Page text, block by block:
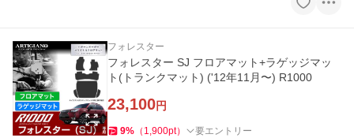
フォレスター
フォレスター SJ フロアマット+ラゲッジマッ
ト(トランクマット) ('12年11月〜) R1000
23,100円
9% （ 1,900pt） 要エントリー